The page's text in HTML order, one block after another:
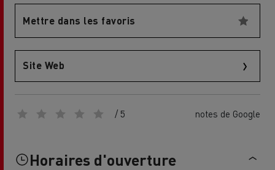
Mettre dans les favoris
Site Web
/ 5 notes de Google
Horaires d'ouverture